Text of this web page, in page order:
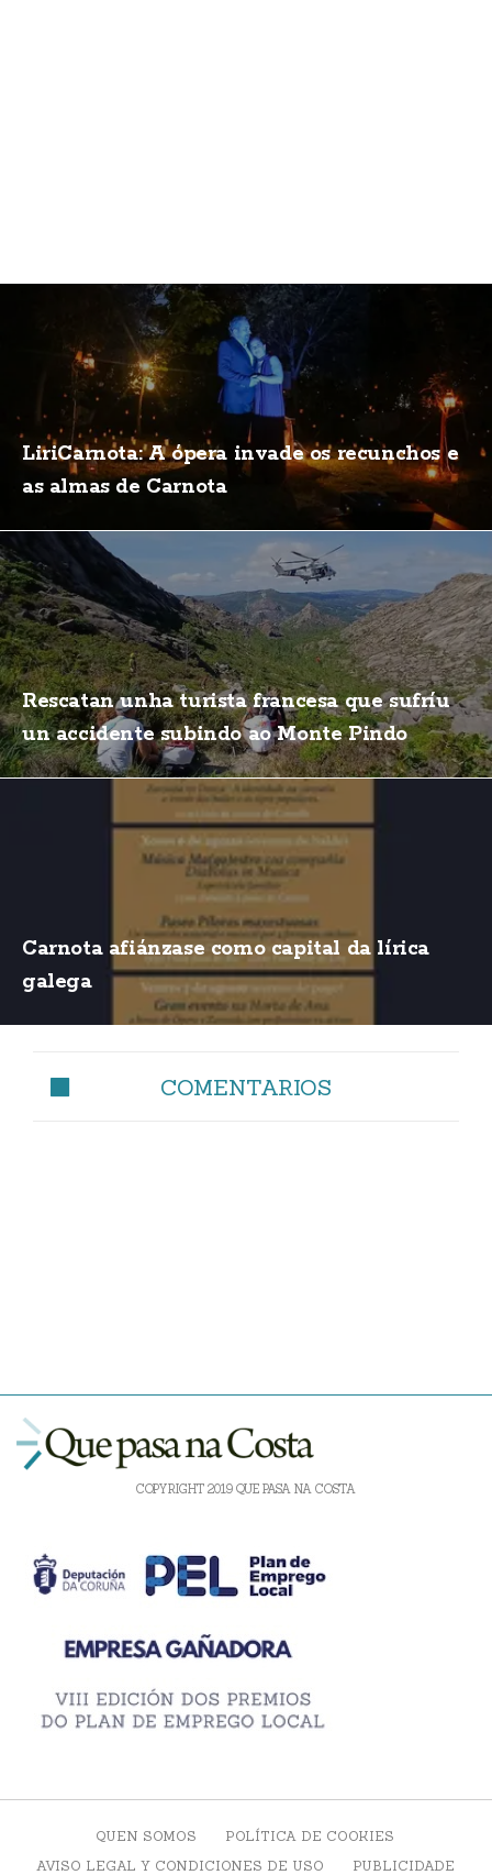
LiriCarnota: A ópera invade os recunchos e
as almas de Carnota
Rescatan unha turista francesa que sufríu
un accidente subindo ao Monte Pindo
Carnota afiánzase como capital da lírica
galega
COMENTARIOS
COPYRIGHT 2019 QUE PASA NA COSTA
QUEN SOMOS
POLÍTICA DE COOKIES
AVISO LEGAL Y CONDICIONES DE USO
PUBLICIDADE